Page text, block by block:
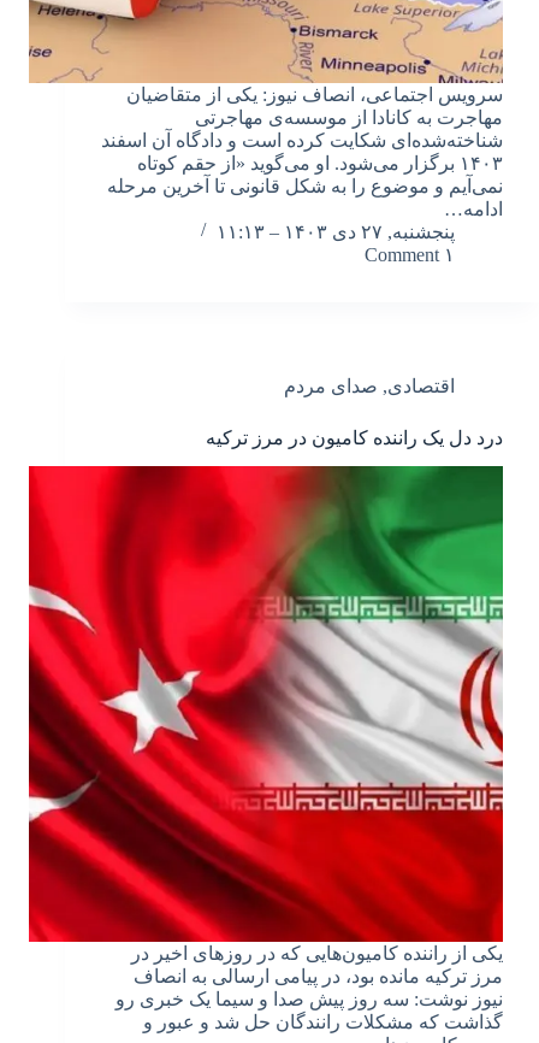
سرویس اجتماعی، انصاف نیوز: یکی از متقاضیان
مهاجرت به کانادا از موسسه‌ی مهاجرتی
شناخته‌شده‌ای شکایت کرده است و دادگاه آن اسفند
۱۴۰۳ برگزار می‌شود. او می‌گوید «از حقم کوتاه
نمی‌آیم و موضوع را به شکل قانونی تا آخرین مرحله
ادامه…
پنجشنبه, ۲۷ دی ۱۴۰۳ – ۱۱:۱۳
۱ Comment
اقتصادی, صدای مردم
درد دل یک راننده کامیون در مرز ترکیه
یکی از راننده کامیون‌هایی که در روزهای اخیر در
مرز ترکیه مانده بود، در پیامی ارسالی به انصاف
نیوز نوشت: سه روز پیش صدا و سیما یک خبری رو
گذاشت که مشکلات رانندگان حل شد و عبور و